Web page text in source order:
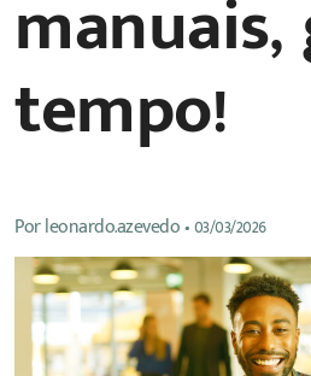
tempo!
Porleonardo.azevedo•03/03/2026